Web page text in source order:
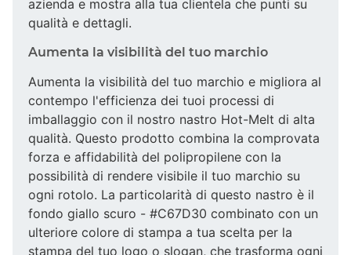
azienda e mostra alla tua clientela che punti su
qualità e dettagli.
Aumenta la visibilità del tuo marchio
Aumenta la visibilità del tuo marchio e migliora al
contempo l'efficienza dei tuoi processi di
imballaggio con il nostro nastro Hot-Melt di alta
qualità. Questo prodotto combina la comprovata
forza e affidabilità del polipropilene con la
possibilità di rendere visibile il tuo marchio su
ogni rotolo. La particolarità di questo nastro è il
fondo giallo scuro - #C67D30 combinato con un
ulteriore colore di stampa a tua scelta per la
stampa del tuo logo o slogan, che trasforma ogni